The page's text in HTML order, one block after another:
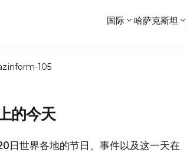
国际 哈萨克斯坦
105
的今天
日世界各地的节日、事件以及这一天在